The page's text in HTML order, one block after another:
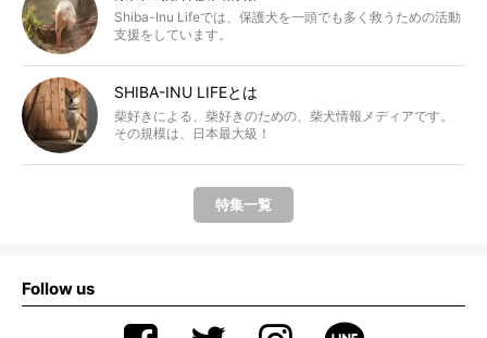
Shiba-Inu Lifeでは、保護犬を一頭でも多く救うための活動
支援をしています。
SHIBA-INU LIFEとは
柴好きによる、柴好きのための、柴犬情報メディアです。
その規模は、日本最大級！
特集一覧
Follow us